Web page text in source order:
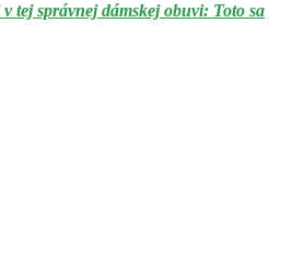
tej správnej dámskej obuvi: Toto sa